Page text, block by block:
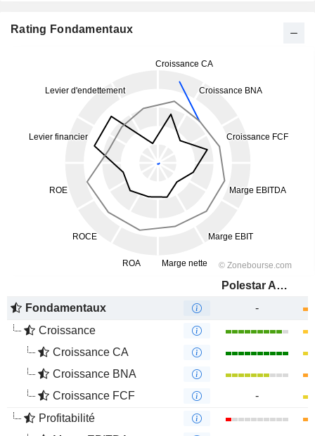
Rating Fondamentaux
Polestar Automotive Holding UK PLC
Fondamentaux
-
Croissance
Croissance CA
Croissance BNA
Croissance FCF
-
Profitabilité